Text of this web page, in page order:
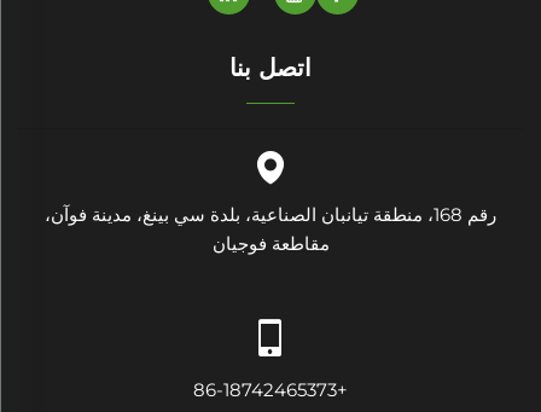
اتصل بنا
رقم 168، منطقة تيانبان الصناعية، بلدة سي بينغ، مدينة فوآن،
مقاطعة فوجيان
+86-18742465373